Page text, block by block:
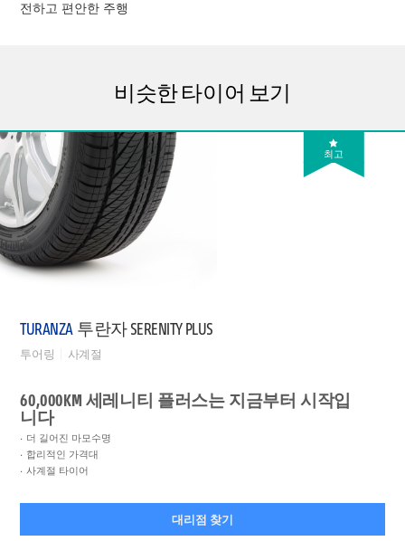
전하고 편안한 주행
비슷한 타이어 보기
최고
TURANZA 투란자 SERENITY PLUS
투어링 사계절
60,000KM 세레니티 플러스는 지금부터 시작입
니다
더 길어진 마모수명
합리적인 가격대
사계절 타이어
대리점 찾기